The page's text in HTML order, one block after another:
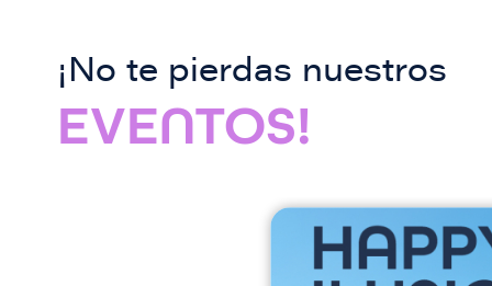
¡No te pierdas nuestros
EVENTOS!
I